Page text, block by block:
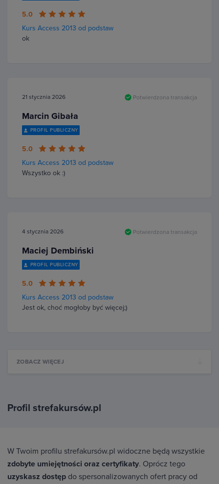
5.0
Kurs Access 2013 od podstaw
ok
21 stycznia 2026 Potwierdzona transakcja
Marcin Gibała
PROFIL PUBLICZNY
5.0
Kurs Access 2013 od podstaw
Wszystko ok :)
4 stycznia 2026 Potwierdzona transakcja
Maciej Dembiński
PROFIL PUBLICZNY
5.0
Kurs Access 2013 od podstaw
Jest ok, choć mogłoby być więcej;)
ZOBACZ WIĘCEJ
Profil strefakursów.pl
W Twoim profilu strefakursów.pl widoczne będą wszystkie
zdobyte umiejętności oraz certyfikaty. Oprócz tego
uzyskasz dostęp do spersonalizowanych ofert pracy od